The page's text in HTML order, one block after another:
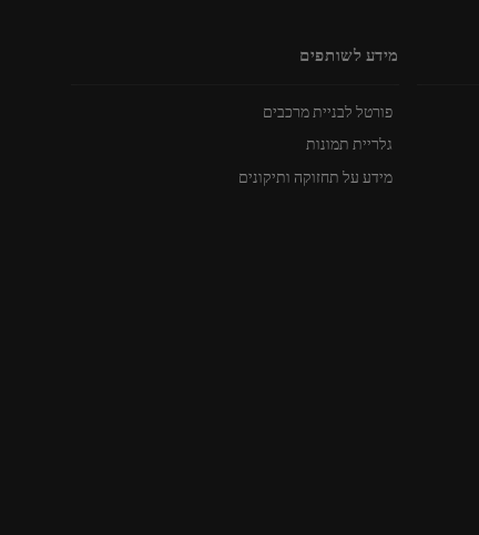
מידע לשותפים
פורטל לבניית מרכבים
גלריית תמונות
מידע על תחזוקה ותיקונים